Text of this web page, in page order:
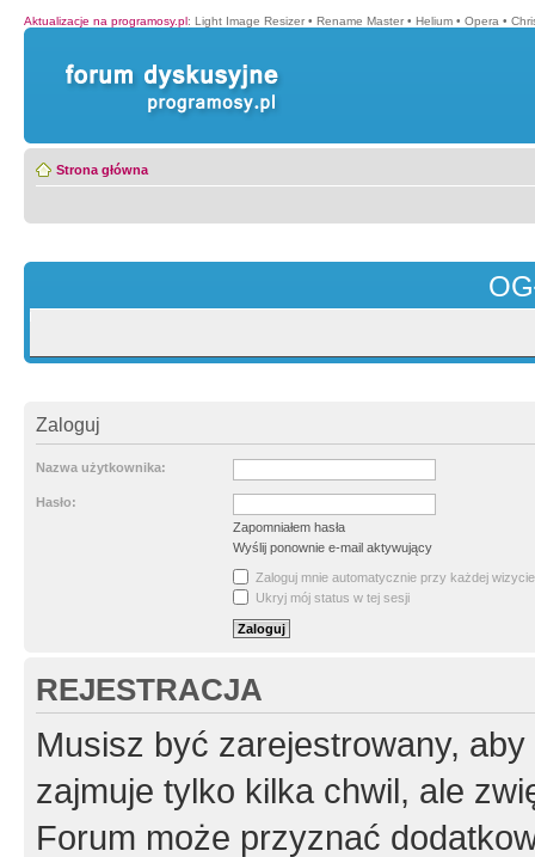
Aktualizacje na programosy.pl: Light Image Resizer • Rename Master • Helium • Opera •
Strona główna
Zaloguj
Nazwa użytkownika:
Hasło:
Zapomniałem hasła
Wyślij ponownie e-mail aktywujący
Zaloguj mnie automatycznie przy każdej wizycie
Ukryj mój status w tej sesji
REJESTRACJA
Musisz być zarejestrowany,
zajmuje tylko kilka chwil, ale
Forum może przyznać